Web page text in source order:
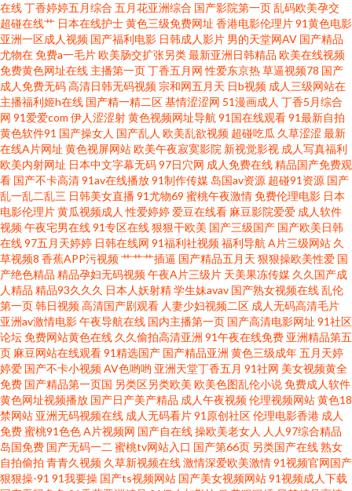
A片 aa殴美 国产屁屁第一页 在线免费看91 人人操人人草 老司机黄色A片 天天
干天天添 男人的天堂a爽 欧美ⅤA在线播放 韩国AV第一页 另类激情AV 亚洲一
区97色 欧美视频a 久久草国产 AV免费网站永久 国产91香蕉 超碰中文人妻 五
月涩婷婷 美国三级毛片 AV性爱com 欧美三级免费电影 成人片在线视频 99国
产丝袜在线 白丝内射91AV 婷婷一区二区 91福利小视 ts人妖av 熟女3P91 国
产精品啪啪视频 成人福利AV 午夜色中色A片 成人av在线网站 91视频人口 久
久九九热思精品 久久草久久爽 大香蕉伊人AV网 性爱探花 深夜天堂导航 性爱
ts 91熟女视频 亚洲人妻丝袜性爱 麻豆传媒香蕉 五月天娱乐黄站 欧美成人日
韩中文 91探花精品偷拍 欧美精品www 含羞草av网 极品福利姬自慰 www黑料
尤物 欧美性BB 欧美性交网 黄色图片综合网 男人av资源在线 wwww日本另 丝
袜美尻人妻偷拍 熟女露脸视频9色 深夜AV影视 欧美性爱中文字幕 国产1页 久
久se综合社区 伊人影院色 伊人精品视频 微拍福利92 欧美99视频 久久青草看
片网站 第一福利视频 国产高清在线 男同看片站 97干婷婷 超碰97人人网 www
在线丁香婷婷五月综合 五月花亚洲综合 国产影院第一页乱码欧美孕交
超碰在线艹 日本在线护士黄色三级免费网址 香港电影伦理片91黄色电影
亚洲一区成人视频 国产福利电影 日韩成人影片 男的天堂网AV 国产精品
尤物在免费a一毛片欧美肠交扩张另类最新亚洲日韩精品 欧美在线视频
免费黄色网址在线 主播第一页丁香五月网 性爱东京热草逼视频78 国产
成人免费无码高清日韩无码视频 宗和网五月天 日b视频 成人三级网站在
主播福利姬h在线 国产精一精二区基情涩涩网 51漫画成人 丁香5月综合
网 91爱爱com 伊人涩涩射黄色视频网址导航 91国在线观看91最新自拍
黄色软件91 国产操女人 国产乱人 欧美乱欲视频 超碰吃瓜 久草涩涩 最新
在线A片网址 黄色视屏网站欧美午夜寂寞影院 新视觉影视 成人写真福利
欧美内射网址 日本中文字幕无码97日穴网 成人免费在线精品国产免费观
看 国产不卡高清91av在线播放91制作传媒 岛国av资源 超碰91资源 国产
乱一乱二乱三 日韩美女直播91尤物69 蜜桃午夜激情免费伦理电影 日本
电影伦理片黄瓜视频成人 性爱婷婷爱豆在线看 麻豆影院爱爱 成人软件
视频午夜宅男在线91专区在线狠狠干欧美 国产三级国产 国产欧美日韩
在线97五月天婷婷 日韩在线网 91福利社视频福利导航 A片三级网站 久
草视频8 香蕉APP污视频艹艹艹插逼 国产精品五月天 狠狠操欧美性爱 国
产绝色精品 精品孕妇无码视频午夜A片三级片 天美果冻传媒 久久国产成
人精品 精品93久久久 日本人妖射精学生妹avav 国产熟女视频在线乱伦
第一页韩日视频高清国产剧观看 人妻少妇视频二区 成人无码高清毛片
亚洲av激情电影午夜导航在线 国内主播第一页 国产高清电影网址 91社区
论坛免费网站黄色在线 久久偷拍高清亚洲 91午夜在线免费 亚洲精品第五
页 麻豆网站在线观看91精选国产 国产精品亚洲 黄色三级成年五月天婷
婷爱 国产不卡小视频AV色哟哟 亚洲天堂丁香五月 91社网 美女视频黄全
免费 国产精品第一页国 另类区另类欧美 欧美色图乱伦小说免费成人软件
黄色网址视频播放 国产日产美产精品 成人午夜视频伦理视频网站黄色18
禁网站 亚洲无码视频在线 成人无码看片91原创社区伦理电影香港 成人
免费蜜桃91色色A片视频网 国产自在线操欧美老女人 人人97综合精品
岛国免费 国产无码一二 蜜桃tv网站入口 国产第66页 另类国产在线熟女
自拍偷拍 青青久视频 久草新视频在线激情深爱欧美激情91视频官网国产
狠狠操-91 91我要操 国产ts视频网站 国产美女视频网站91视频成人下载